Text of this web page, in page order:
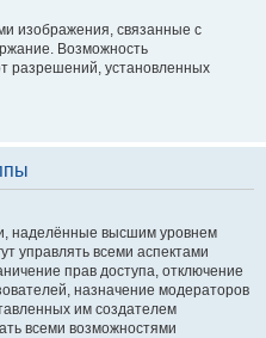
изображения, связанные с
Возможность
разрешений, установленных
наделённые высшим уровнем
управлять всеми аспектами
прав доступа, отключение
назначение модераторов
им создателем
всеми возможностями